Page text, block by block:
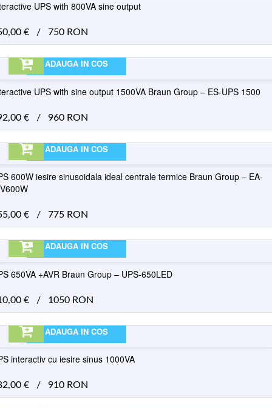
UPS with 800VA sine output
€ / 750 RON
ADAUGA IN COS
UPS with sine output 1500VA Braun Group – ES-UPS 1500
€ / 960 RON
ADAUGA IN COS
600W iesire sinusoidala ideal centrale termice Braun Group – EA-
€ / 775 RON
ADAUGA IN COS
650VA +AVR Braun Group – UPS-650LED
€ / 1050 RON
ADAUGA IN COS
interactiv cu iesire sinus 1000VA
€ / 910 RON